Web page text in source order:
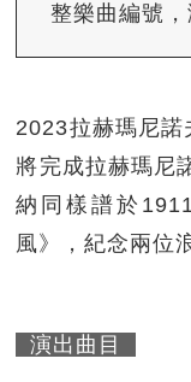
整樂曲編號，
2023拉赫瑪尼諾
將完成拉赫瑪尼
納同樣譜於
風》，紀念兩位
演出曲目